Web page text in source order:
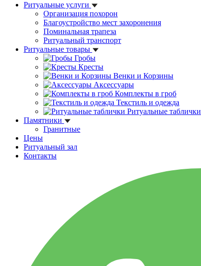
Ритуальные услуги
Организация похорон
Благоустройство мест захоронения
Поминальная трапеза
Ритуальный транспорт
Ритуальные товары
Гробы
Кресты
Венки и Корзины
Аксессуары
Комплекты в гроб
Текстиль и одежда
Ритуальные таблички
Памятники
Гранитные
Цены
Ритуальный зал
Контакты